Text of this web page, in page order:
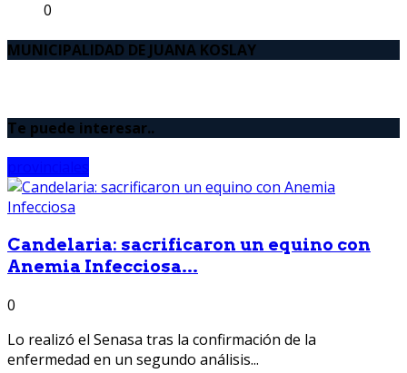
0
MUNICIPALIDAD DE JUANA KOSLAY
Te puede interesar..
Candelaria: sacrificaron un equino con
Anemia Infecciosa...
0
Lo realizó el Senasa tras la confirmación de la
enfermedad en un segundo análisis...